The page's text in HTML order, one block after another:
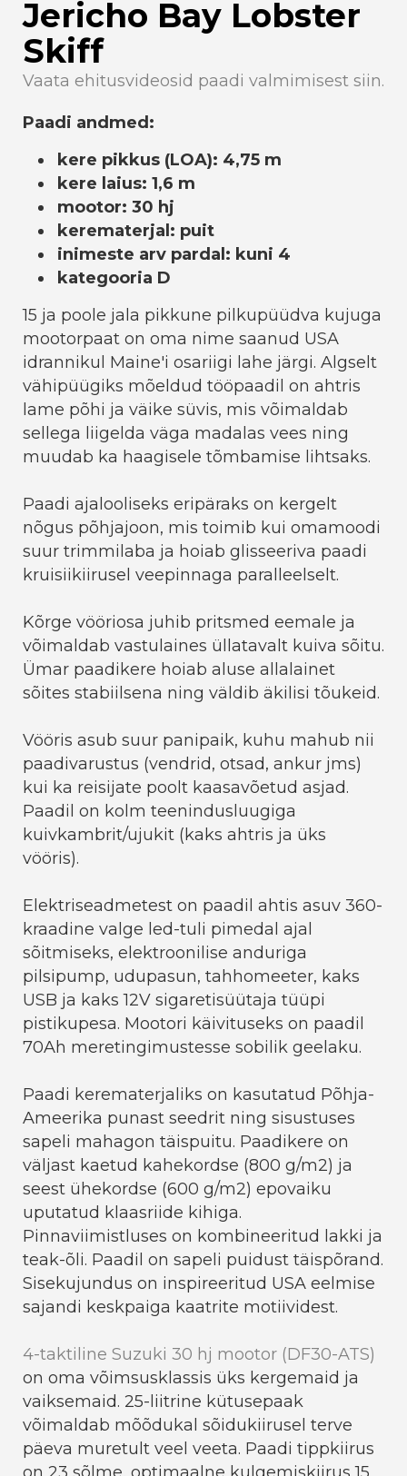
Jericho Bay Lobster
Skiff
Vaata ehitusvideosid paadi valmimisest siin.
Paadi andmed:
kere pikkus (LOA): 4,75 m
kere laius: 1,6 m
mootor: 30 hj
kerematerjal: puit
inimeste arv pardal: kuni 4
kategooria D
15 ja poole jala pikkune pilkupüüdva kujuga
mootorpaat on oma nime saanud USA
idrannikul Maine'i osariigi lahe järgi. Algselt
vähipüügiks mõeldud tööpaadil on ahtris
lame põhi ja väike süvis, mis võimaldab
sellega liigelda väga madalas vees ning
muudab ka haagisele tõmbamise lihtsaks.
Paadi ajalooliseks eripäraks on kergelt
nõgus põhjajoon, mis toimib kui omamoodi
suur trimmilaba ja hoiab glisseeriva paadi
kruisiikiirusel veepinnaga paralleelselt.
Kõrge vööriosa juhib pritsmed eemale ja
võimaldab vastulaines üllatavalt kuiva sõitu.
Ümar paadikere hoiab aluse allalainet
sõites stabiilsena ning väldib äkilisi tõukeid.
Vööris asub suur panipaik, kuhu mahub nii
paadivarustus (vendrid, otsad, ankur jms)
kui ka reisijate poolt kaasavõetud asjad.
Paadil on kolm teenindusluugiga
kuivkambrit/ujukit (kaks ahtris ja üks
vööris).
Elektriseadmetest on paadil ahtis asuv 360-
kraadine valge led-tuli pimedal ajal
sõitmiseks, elektroonilise anduriga
pilsipump, udupasun, tahhomeeter, kaks
USB ja kaks 12V sigaretisüütaja tüüpi
pistikupesa. Mootori käivituseks on paadil
70Ah meretingimustesse sobilik geelaku.
Paadi kerematerjaliks on kasutatud Põhja-
Ameerika punast seedrit ning sisustuses
sapeli mahagon täispuitu. Paadikere on
väljast kaetud kahekordse (800 g/m2) ja
seest ühekordse (600 g/m2) epovaiku
uputatud klaasriide kihiga.
Pinnaviimistluses on kombineeritud lakki ja
teak-õli. Paadil on sapeli puidust täispõrand.
Sisekujundus on inspireeritud USA eelmise
sajandi keskpaiga kaatrite motiividest.
4-taktiline Suzuki 30 hj mootor (DF30-ATS)
on oma võimsusklassis üks kergemaid ja
vaiksemaid. 25-liitrine kütusepaak
võimaldab mõõdukal sõidukiirusel terve
päeva muretult veel veeta. Paadi tippkiirus